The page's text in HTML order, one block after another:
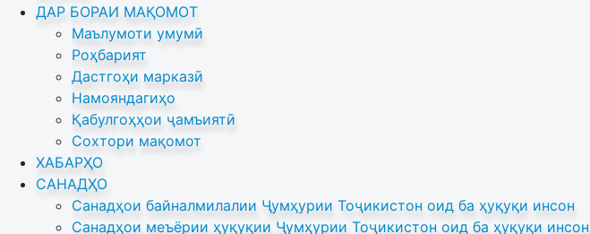
ДАР БОРАИ МАҚОМОТ
Маълумоти умумӣ
Роҳбарият
Дастгоҳи марказӣ
Намояндагиҳо
Қабулгоҳҳои ҷамъиятӣ
Сохтори мақомот
ХАБАРҲО
САНАДҲО
Санадҳои байналмилалии Ҷумҳурии Тоҷикистон оид ба ҳуқуқи инсон
Санадҳои меъёрии ҳуқуқии Ҷумҳурии Тоҷикистон оид ба ҳуқуқи инсон